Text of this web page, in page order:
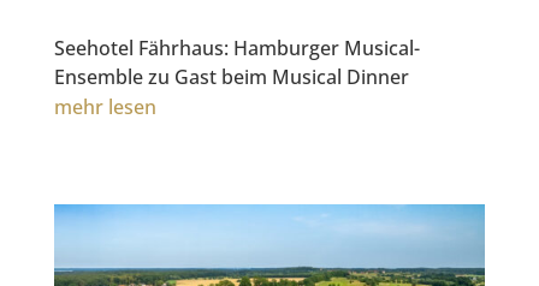
Seehotel Fährhaus: Hamburger Musical-
Ensemble zu Gast beim Musical Dinner
mehr lesen